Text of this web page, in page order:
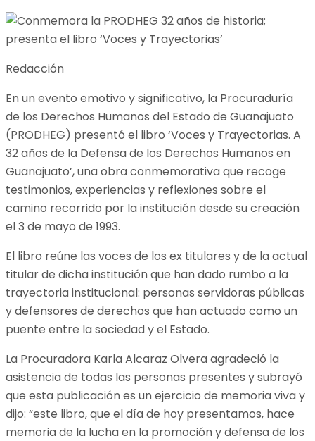
Redacción
En un evento emotivo y significativo, la Procuraduría
de los Derechos Humanos del Estado de Guanajuato
(PRODHEG) presentó el libro ‘Voces y Trayectorias. A
32 años de la Defensa de los Derechos Humanos en
Guanajuato’, una obra conmemorativa que recoge
testimonios, experiencias y reflexiones sobre el
camino recorrido por la institución desde su creación
el 3 de mayo de 1993.
El libro reúne las voces de los ex titulares y de la actual
titular de dicha institución que han dado rumbo a la
trayectoria institucional: personas servidoras públicas
y defensores de derechos que han actuado como un
puente entre la sociedad y el Estado.
La Procuradora Karla Alcaraz Olvera agradeció la
asistencia de todas las personas presentes y subrayó
que esta publicación es un ejercicio de memoria viva y
dijo: “este libro, que el día de hoy presentamos, hace
memoria de la lucha en la promoción y defensa de los